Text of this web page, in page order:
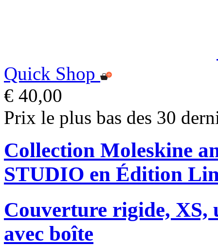
Quick Shop
€ 40,00
Prix le plus bas des 30
Collection Moleskine
STUDIO en Édition
Couverture rigide, XS,
avec boîte